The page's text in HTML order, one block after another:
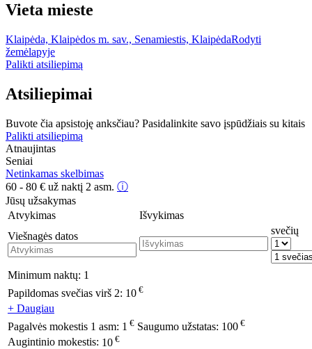
Vieta mieste
Klaipėda, Klaipėdos m. sav., Senamiestis, KlaipėdaRodyti
žemėlapyje
Palikti atsiliepimą
Atsiliepimai
Buvote čia apsistoję anksčiau? Pasidalinkite savo įspūdžiais su kitais
Palikti atsiliepimą
Atnaujintas
Seniai
Netinkamas skelbimas
60 - 80 € už naktį 2 asm. ⓘ
Jūsų užsakymas
Atvykimas
Išvykimas
Viešnagės datos
svečių
Minimum naktų: 1
Papildomas svečias virš 2: 10 €
+ Daugiau
Pagalvės mokestis 1 asm: 1 € Saugumo užstatas: 100 €
Augintinio mokestis: 10 €